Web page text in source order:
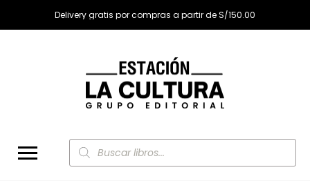
Delivery gratis por compras a partir de S/150.00
Búsqueda
de
productos